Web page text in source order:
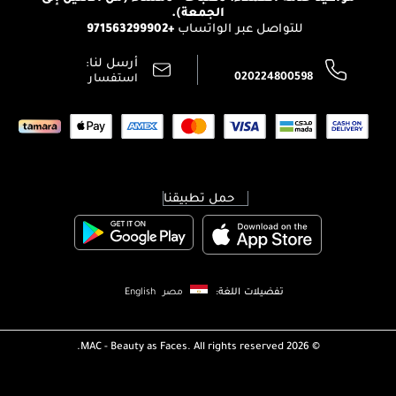
الشروط و الأحكام
الجمعة).
للتواصل عبر الواتساب+971563299902
020224800598
أرسل لنا:
استفسار
حمل تطبيقنا
تفضيلات اللغة: مصر English
2026 ©
MAC - Beauty as Faces. All rights reserved.